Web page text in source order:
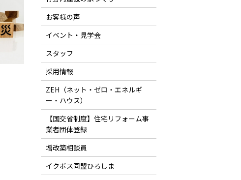
お客様の声
イベント・見学会
スタッフ
採用情報
ZEH（ネット・ゼロ・エネルギ
ー・ハウス）
【国交省制度】住宅リフォーム事
業者団体登録
増改築相談員
イクボス同盟ひろしま